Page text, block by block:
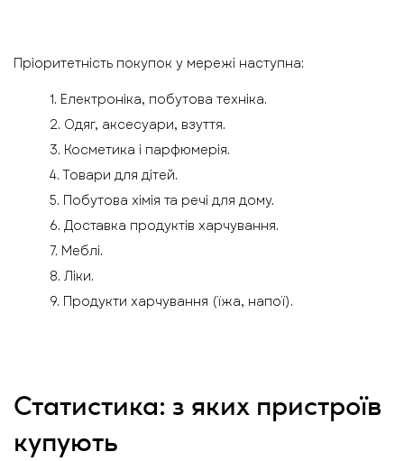
Пріоритетність покупок у мережі наступна:
1. Електроніка, побутова техніка.
2. Одяг, аксесуари, взуття.
3. Косметика і парфюмерія.
4. Товари для дітей.
5. Побутова хімія та речі для дому.
6. Доставка продуктів харчування.
7. Меблі.
8. Ліки.
9. Продукти харчування (їжа, напої).
Статистика: з яких пристроїв
купують